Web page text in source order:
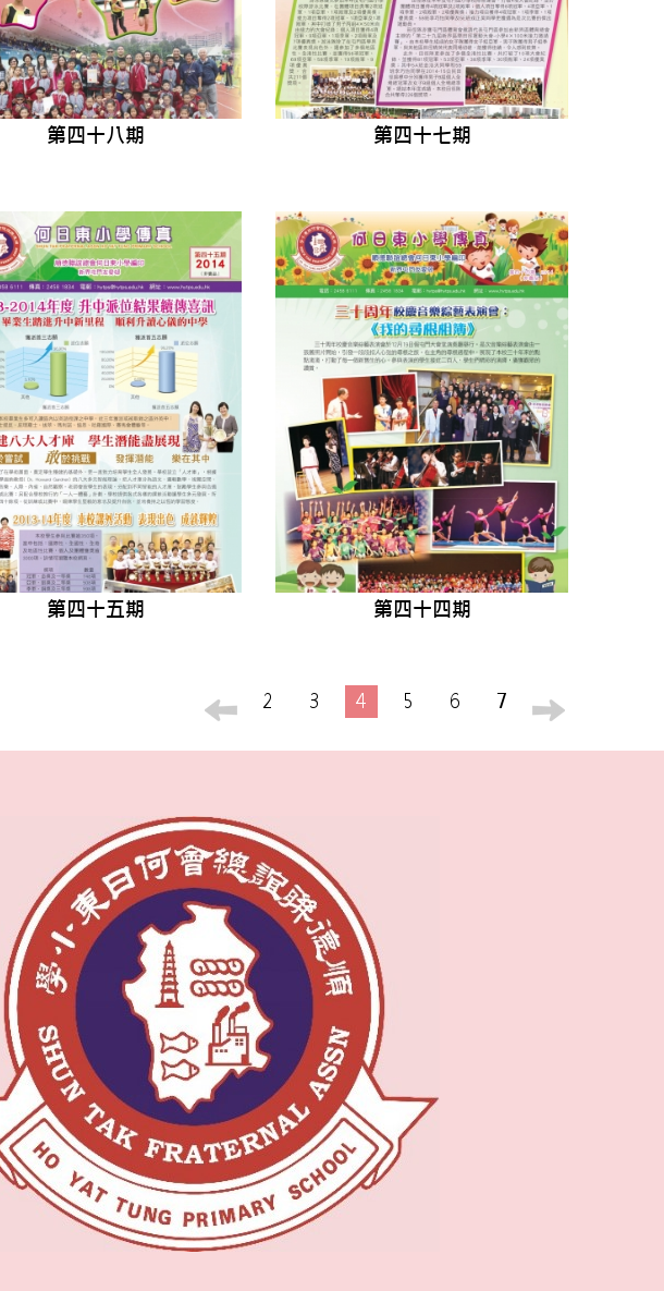
第四十八期 第四十七期
第四十五期 第四十四期
2 3 4 5 6 7